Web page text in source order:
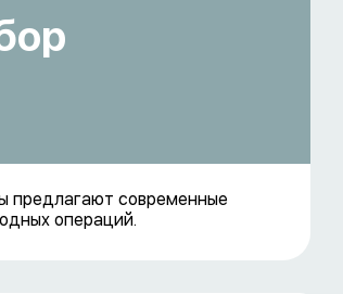
предлагают современные
операций.